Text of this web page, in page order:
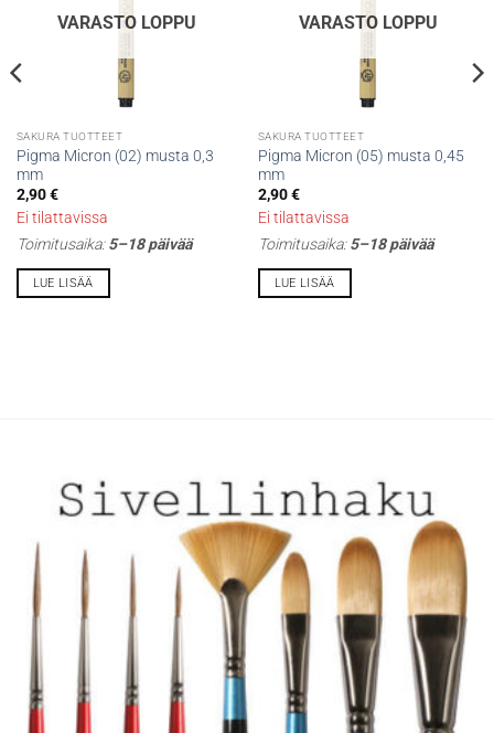
VARASTO LOPPU
SAKURA TUOTTEET
Pigma Micron (02) musta 0,3
mm
2,90€
Ei tilattavissa
Toimitusaika:5–18 päivää
LUE LISÄÄ
VARASTO LOPPU
SAKURA TUOTTEET
Pigma Micron (05) musta 0,45
mm
2,90€
Ei tilattavissa
Toimitusaika:5–18 päivää
LUE LISÄÄ